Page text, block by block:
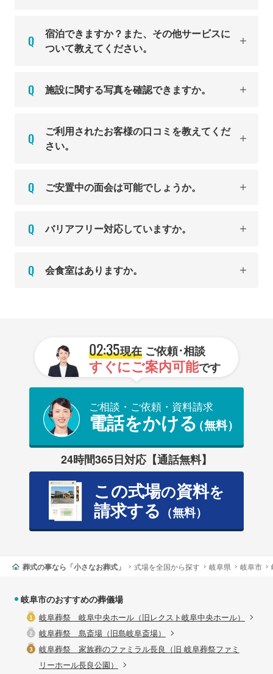
宿泊できますか？また、その他サービスに
ついて教えてください。
施設に関する写真を確認できますか。
ご利用されたお客様の口コミを教えてくだ
さい。
ご安置中の面会は可能でしょうか。
バリアフリー対応していますか。
会食室はありますか。
02:35現在ご依頼･相談
すぐにご案内可能です
ご相談・ご依頼・資料請求
電話をかける（無料）
24時間365日対応【通話無料】
この式場の資料を
請求する （無料）
葬式の事なら「小さなお葬式」 式場を全国から探す 岐阜県 岐阜市
岐阜市のおすすめの葬儀場
岐阜葬祭 岐阜中央ホール（旧レクスト岐阜中央ホール）
岐阜葬祭 島斎場（旧島岐阜斎場）
岐阜葬祭 家族葬のファミラル長良（旧 岐阜葬祭ファミ
リーホール長良公園）